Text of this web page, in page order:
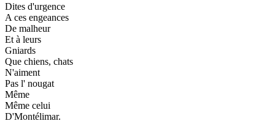
Dites d'urgence
A ces engeances
De malheur
Et à leurs
Gniards
Que chiens, chats
N'aiment
Pas l' nougat
Même
Même celui
D'Montélimar.